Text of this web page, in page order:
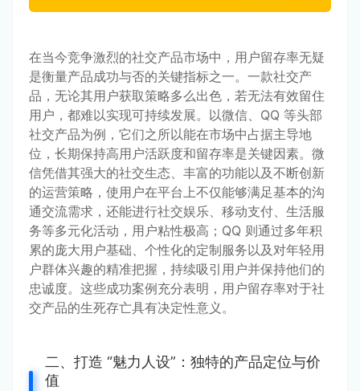
在当今竞争激烈的社交产品市场中，用户留存率无疑
是衡量产品成功与否的关键指标之一。一款社交产
品，无论其用户获取策略多么出色，若无法有效留住
用户，都难以实现可持续发展。以微信、QQ 等头部
社交产品为例，它们之所以能在市场中占据主导地
位，长期保持高用户活跃度和留存率是关键因素。微
信凭借其强大的社交生态、丰富的功能以及不断创新
的运营策略，使用户在平台上不仅能够满足基本的沟
通交流需求，还能进行社交娱乐、移动支付、生活服
务等多元化活动，用户粘性极高；QQ 则通过多年积
累的庞大用户基础、个性化的定制服务以及对年轻用
户群体兴趣的精准把握，持续吸引用户并保持他们的
忠诚度。这些成功案例充分表明，用户留存率对于社
交产品的生死存亡具有决定性意义。
二、打造 “魅力人设”：独特的产品定位与价
值